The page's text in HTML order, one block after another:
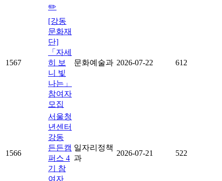
✏️
1567
[강동
문화재
단]
「자세
히 보
니 빛
나는」
참여자
모집
문화예술과 2026-07-22 612
1566
서울청
년센터
강동
든든캠
퍼스 4
기 참
여자
일자리정책
과
2026-07-21 522